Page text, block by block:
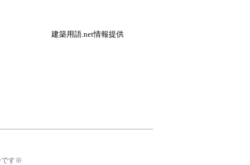
建築用語.net情報提供
です※